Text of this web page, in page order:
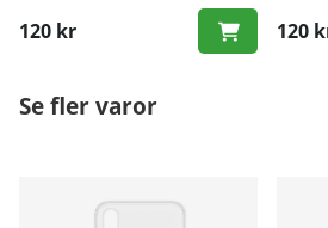
120 kr 120
Se fler varor